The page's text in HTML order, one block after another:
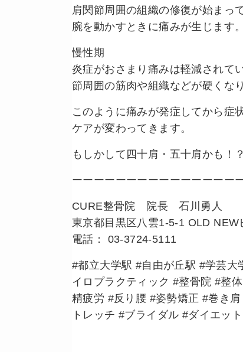
肩関節周囲の組織の修復が始まっ
腕を動かすときに痛みが生じます。
慢性期
炎症がおさまり痛みは軽減されて
節周囲の筋肉や組織などが硬くな
このように痛みが発症してから症
ケアが変わってきます。
もしかして四十肩・五十肩かも！
ーーーーーーーーーーーーーーー
CURE整骨院 院長 石川勇人
東京都目黒区八雲1-5-1 OLD NEW
電話： 03-3724-5111
#都立大学駅 #自由が丘駅 #学芸
イロプラクティック #整骨院 #整
精疲労 #反り腰 #姿勢矯正 #巻き
トレッチ #ブライダル #ダイエット